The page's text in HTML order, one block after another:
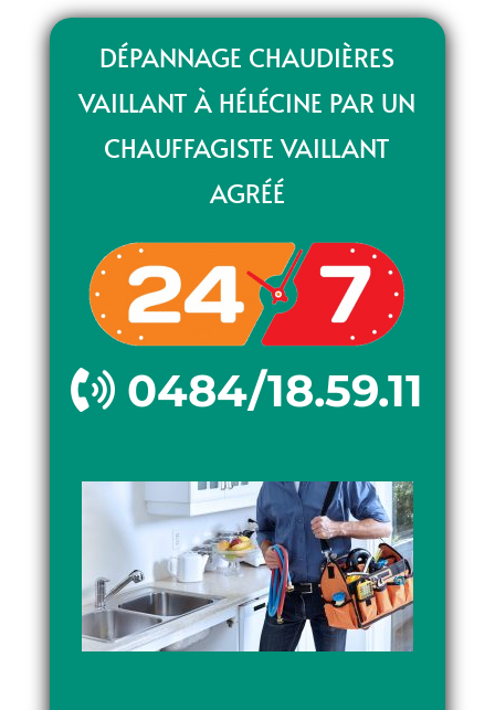
DÉPANNAGE CHAUDIÈRES
VAILLANT À HÉLÉCINE PAR UN
CHAUFFAGISTE VAILLANT
AGRÉÉ
0484/18.59.11